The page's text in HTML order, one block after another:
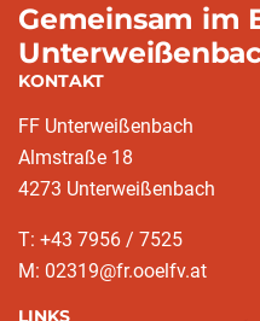
Gemeinsam im
KONTAKT
FF Unterweißenbach
Almstraße 18
4273 Unterweißenbach
T: +43 7956 / 7525
M: 02319@fr.ooelfv.at
LINKS